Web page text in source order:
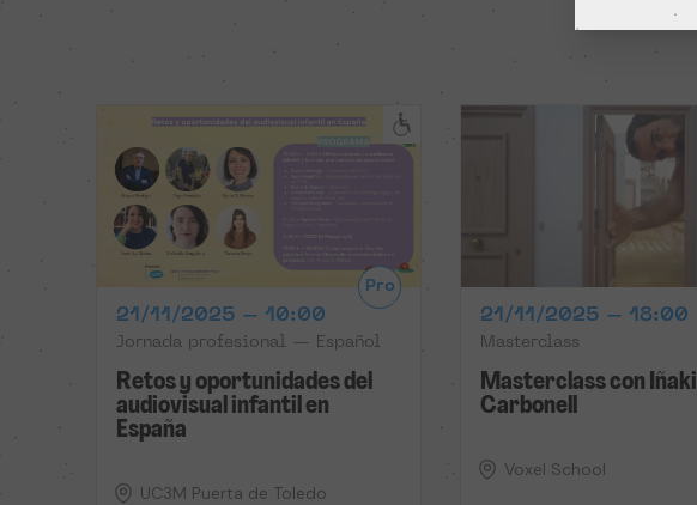
Pro
21/11/2025 – 10:00
Jornada profesional — Español
Retos y oportunidades del
audiovisual infantil en
España
UC3M Puerta de Toledo
21/11/2025 – 18:00
Masterclass
Masterclass con Iñaki
Carbonell
Voxel School